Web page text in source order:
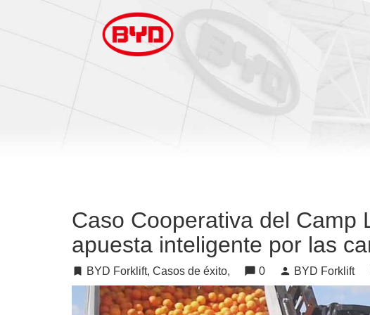
Caso Cooperativa del Camp
apuesta inteligente por las
turned_in BYD Forklift, Casos de éxito, chat_bubble 0 person BYD Forklift